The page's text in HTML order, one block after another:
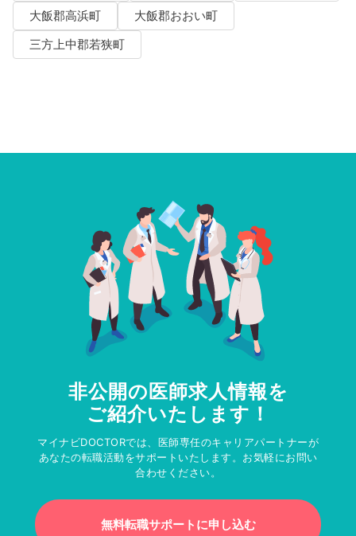
大飯郡高浜町
大飯郡おおい町
三方上中郡若狭町
非公開の医師求人情報を
ご紹介いたします！
マイナビDOCTORでは、医師専任のキャリアパートナーが
あなたの転職活動をサポートいたします。お気軽にお問い
合わせください。
無料転職サポートに申し込む